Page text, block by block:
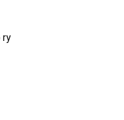
ry